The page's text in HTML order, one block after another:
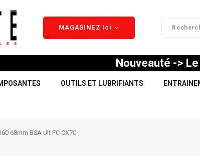
MAGASINEZ Ici
Nouveauté ->
OUTILS ET LUBRIFIANTS
68mm BSA Ult FC-CX70